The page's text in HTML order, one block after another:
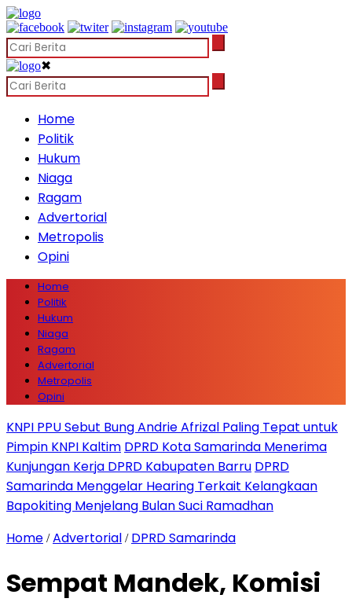
✖
Home
Politik
Hukum
Niaga
Ragam
Advertorial
Metropolis
Opini
Home
Politik
Hukum
Niaga
Ragam
Advertorial
Metropolis
Opini
KNPI PPU Sebut Bung Andrie Afrizal Paling Tepat untuk
Pimpin KNPI Kaltim DPRD Kota Samarinda Menerima
Kunjungan Kerja DPRD Kabupaten Barru DPRD
Samarinda Menggelar Hearing Terkait Kelangkaan
Bapokiting Menjelang Bulan Suci Ramadhan
Home /Advertorial / DPRD Samarinda
Sempat Mandek, Komisi